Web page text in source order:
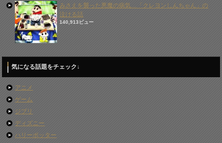
みさえを襲った悪魔の病気…「クレヨンしんちゃん」の
泣ける話
140,913ビュー
気になる話題をチェック↓
アニメ
ゲーム
ジブリ
ディズニー
ハリーポッター